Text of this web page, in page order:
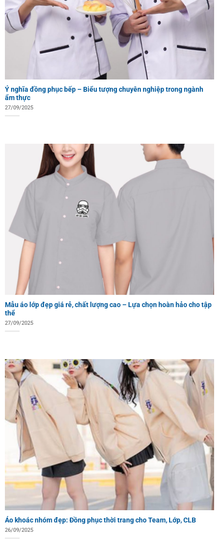
Ý nghĩa đồng phục bếp – Biểu tượng chuyên nghiệp trong ngành
ẩm thực
27/09/2025
Mẫu áo lớp đẹp giá rẻ, chất lượng cao – Lựa chọn hoàn hảo cho tập
thể
27/09/2025
Áo khoác nhóm đẹp: Đồng phục thời trang cho Team, Lớp, CLB
26/09/2025